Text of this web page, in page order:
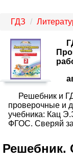
ГДЗ
Решебник и
проверочные и
учебника: Кац
ФГОС. Сверяй
Решебник.